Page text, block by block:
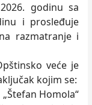
godinu sa
i prosleđuje
razmatranje i
veće je
kojim se:
Homola“